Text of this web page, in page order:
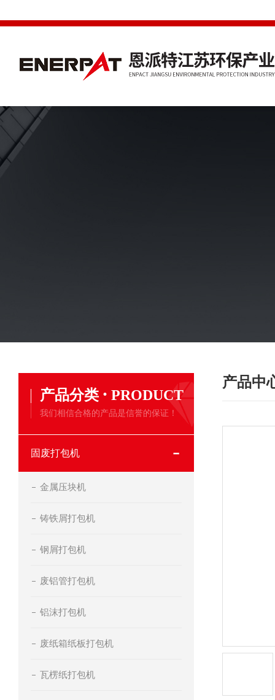
产品分类 · PRODUCT
我们相信合格的产品是信誉的保证！
固废打包机
金属压块机
铸铁屑打包机
钢屑打包机
废铝管打包机
铝沫打包机
废纸箱纸板打包机
瓦楞纸打包机
产品中